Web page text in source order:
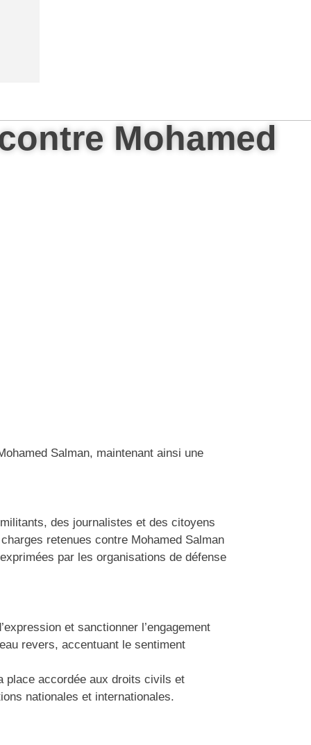
Mohamed
Salman, maintenant ainsi une
des journalistes et des citoyens
retenues contre Mohamed Salman
par les organisations de défense
et sanctionner l’engagement
revers, accentuant le sentiment
place accordée aux droits civils et
nationales et internationales.